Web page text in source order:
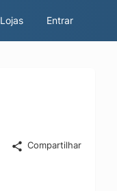
Lojas Entrar
Compartilhar